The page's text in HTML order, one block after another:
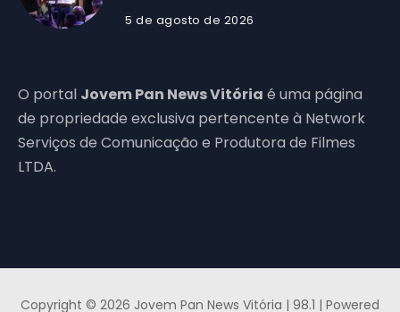
5 de agosto de 2026
O portal Jovem Pan News Vitória é uma página
de propriedade exclusiva pertencente à Network
Serviços de Comunicação e Produtora de Filmes
LTDA.
Copyright © 2026 Jovem Pan News Vitória | 98.1 | Powered